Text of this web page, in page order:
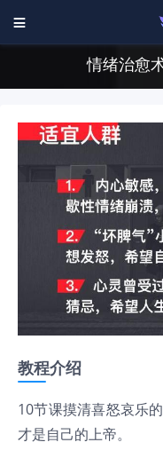

情绪治愈
教程介绍
10节课摸清喜怒哀乐
才是自己的上帝。